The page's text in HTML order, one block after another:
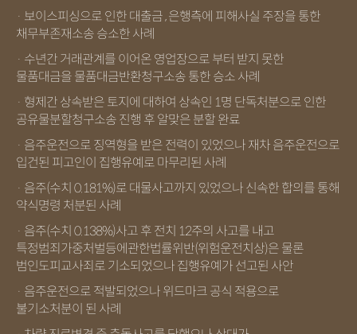
· 보이스피싱으로 인한 대출금 , 은행측에 피해사실 주장을 통한
채무부존재소송 승소한 사례
· 수년간 거래관계를 이어온 영업장으로 부터 받지 못한
물품대금을 물품대금반환청구소송 통한 승소 사례
· 형제간 상속받은 토지에 대하여 상속인 1명 단독처분으로 인한
공유물분할청구소송 진행 후 알맞은 분할 완료
· 음주운전으로 징역형을 받은 전력이 있었으나 재차 음주운전으로
입건된 피고인이 집행유예로 마무리된 사례
· 음주(수치 0.181%)로 대물사고까지 있었으나 신속한 합의를 통해
약식명령 처분된 사례
· 음주(수치 0.138%)사고 후 전치 12주의 사고를 내고
특정범죄가중처벌등에관한법률위반(위험운전치상)은 물론
범인도피교사죄로 기소되었으나 집행유예가 선고된 사안
· 음주운전으로 적발되었으나 위드마크 공식 적용으로
불기소처분이 된 사례